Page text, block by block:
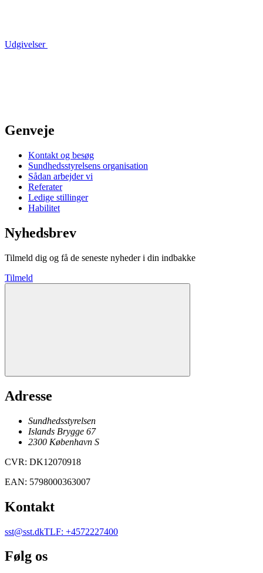
Udgivelser
Genveje
Kontakt og besøg
Sundhedsstyrelsens organisation
Sådan arbejder vi
Referater
Ledige stillinger
Habilitet
Nyhedsbrev
Tilmeld dig og få de seneste nyheder i din indbakke
Tilmeld
Adresse
Sundhedsstyrelsen
Islands Brygge 67
2300 København S
CVR: DK12070918
EAN: 5798000363007
Kontakt
sst@sst.dkTLF: +4572227400
Følg os